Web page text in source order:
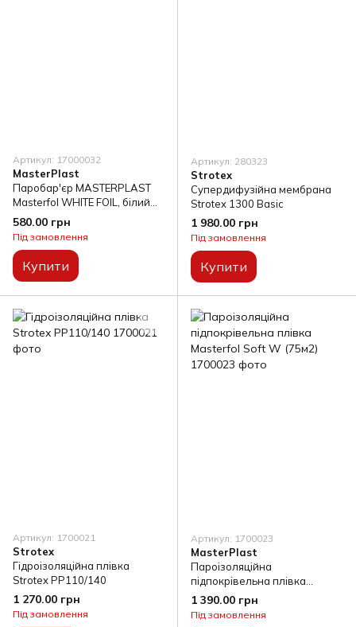
Артикул: 17000032
MasterPlast
Паробар'єр MASTERPLAST
Masterfol WHITE FOIL, білий
(75 м²)
580.00 грн
Під замовлення
Купити
Артикул: 280323
Strotex
Супердифузійна мембрана
Strotex 1300 Basic
1 980.00 грн
Під замовлення
Купити
Артикул: 1700021
Strotex
Гідроізоляційна плівка
Strotex PP110/140
1 270.00 грн
Під замовлення
Артикул: 1700023
MasterPlast
Пароізоляційна
підпокрівельна плівка
Masterfol Soft W (75м2)
1 390.00 грн
Під замовлення